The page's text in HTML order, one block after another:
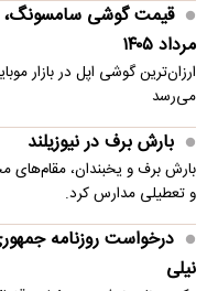
مرداد ۱۴۰۵
می‌رسد
بارش برف در نیوزیلند
بارش برف و یخبندان، مقام‌های
و تعطیلی مدارس کرد.
درخواست روزنامه
نیلی